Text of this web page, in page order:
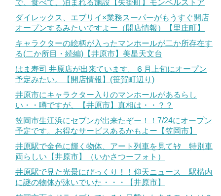
で、食べて、泊まれる施設【矢掛町】モンベルストア
ダイレックス、エブリイ×業務スーパーがもうすぐ開店
オープンするみたいですよー（開店情報）【里庄町】
キャラクターの絵柄が入ったマンホールが二か所存在す
る(二か所目・続編)【井原市】美星天文台
はま寿司 井原店が出来ています。６月上旬にオープン
予定みたい。【開店情報】(笹賀町辺り)
井原市にキャラクター入りのマンホールがあるらし
い・・噂ですが、【井原市】真相は・・？？
笠岡市生江浜にセブンが出来たぞー！！7/24にオープン
予定です。お得なサービスあるかもよー【笠岡市】
井原駅で金色に輝く物体、アート列車を見てｷﾀ 特別車
両らしい【井原市】（いかさつーフォト）
井原駅で見た光景にびっくり！！仰天ニュース 駅構内
に謎の物体が泳いでいた・・・【井原市】